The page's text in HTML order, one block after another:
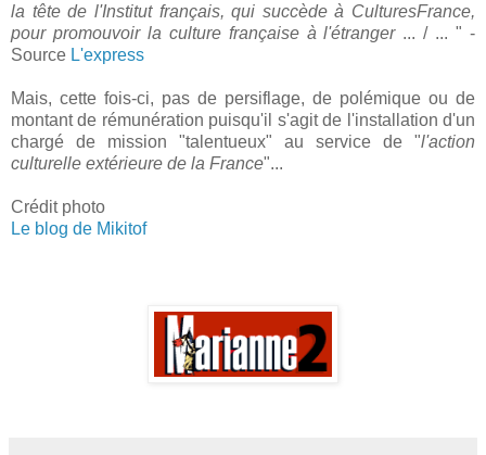
la tête de l'Institut français, qui succède à CulturesFrance,
pour promouvoir la culture française à l'étranger... / ... " -
Source L'express
Mais, cette fois-ci, pas de persiflage, de polémique ou de
montant de rémunération puisqu'il s'agit de l'installation d'un
chargé de mission "talentueux" au service de "l'action
culturelle extérieure de la France"...
Crédit photo
Le blog de Mikitof